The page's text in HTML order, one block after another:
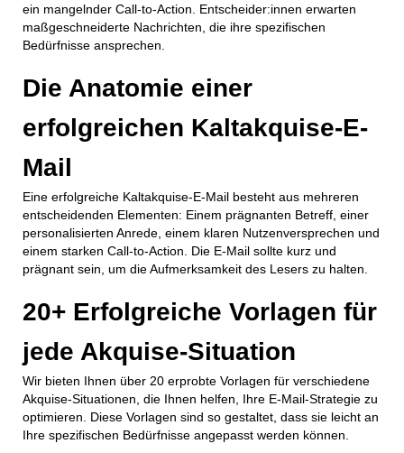
ein mangelnder Call-to-Action. Entscheider:innen erwarten
maßgeschneiderte Nachrichten, die ihre spezifischen
Bedürfnisse ansprechen.
Die Anatomie einer
erfolgreichen Kaltakquise-E-
Mail
Eine erfolgreiche Kaltakquise-E-Mail besteht aus mehreren
entscheidenden Elementen: Einem prägnanten Betreff, einer
personalisierten Anrede, einem klaren Nutzenversprechen und
einem starken Call-to-Action. Die E-Mail sollte kurz und
prägnant sein, um die Aufmerksamkeit des Lesers zu halten.
20+ Erfolgreiche Vorlagen für
jede Akquise-Situation
Wir bieten Ihnen über 20 erprobte Vorlagen für verschiedene
Akquise-Situationen, die Ihnen helfen, Ihre E-Mail-Strategie zu
optimieren. Diese Vorlagen sind so gestaltet, dass sie leicht an
Ihre spezifischen Bedürfnisse angepasst werden können.